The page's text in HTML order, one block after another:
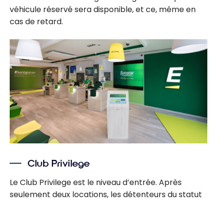
compagnies
véhicule réservé sera disponible, et ce, même en
cas de retard.
Club Privilege
Le Club Privilege est le niveau d’entrée. Après
seulement deux locations, les détenteurs du statut